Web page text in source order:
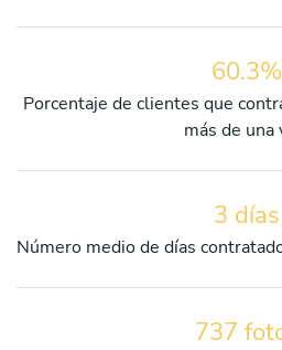
60.3%
Porcentaje de clientes que
más de una
3 días
Número medio de días
737